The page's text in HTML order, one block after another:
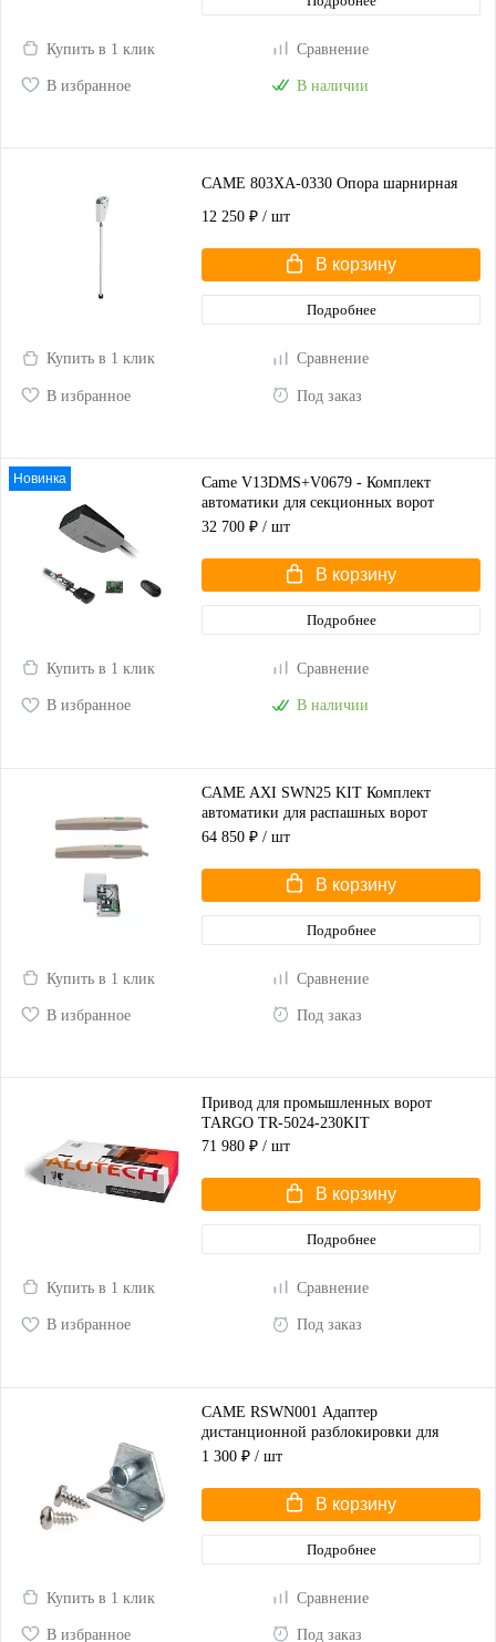
Купить в 1 клик Сравнение
В избранное В наличии
CAME 803XA-0330 Опора шарнирная
12 250 ₽ / шт
В корзину
Подробнее
Купить в 1 клик Сравнение
В избранное Под заказ
Новинка
Came V13DMS+V0679 - Комплект
автоматики для секционных ворот
высотой до 2,25 м
32 700 ₽ / шт
В корзину
Подробнее
Купить в 1 клик Сравнение
В избранное В наличии
CAME AXI SWN25 KIT Комплект
автоматики для распашных ворот
(корпус серый)
64 850 ₽ / шт
В корзину
Подробнее
Купить в 1 клик Сравнение
В избранное Под заказ
Привод для промышленных ворот
TARGO TR-5024-230KIT
71 980 ₽ / шт
В корзину
Подробнее
Купить в 1 клик Сравнение
В избранное Под заказ
CAME RSWN001 Адаптер
дистанционной разблокировки для
распашных ворот
1 300 ₽ / шт
В корзину
Подробнее
Купить в 1 клик Сравнение
В избранное Под заказ